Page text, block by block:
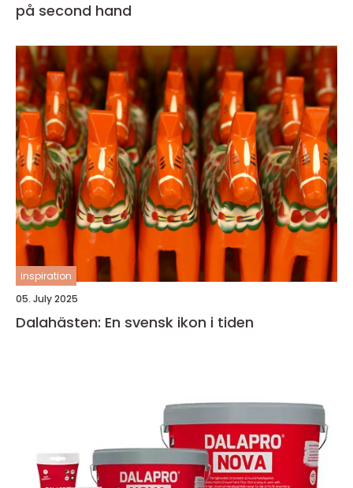
på second hand
inspiration
05. July 2025
Dalahästen: En svensk ikon i tiden